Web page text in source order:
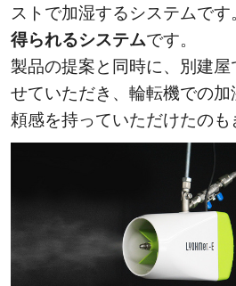
ストで加湿するシステムです
得られるシステムです。
製品の提案と同時に、別建
せていただき、輪転機での
頼感を持っていただけたの